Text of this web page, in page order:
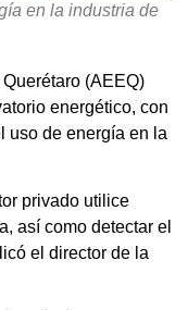
en la industria de
(AEEQ)
energético, con
uso de energía en la
privado utilice
así como detectar el
el director de la